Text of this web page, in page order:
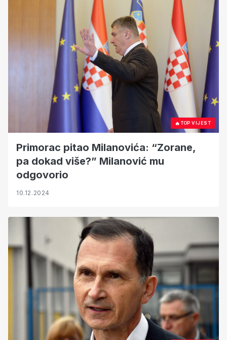
🔥TOP VIJEST
Primorac pitao Milanovića: “Zorane,
pa dokad više?” Milanović mu
odgovorio
10.12.2024